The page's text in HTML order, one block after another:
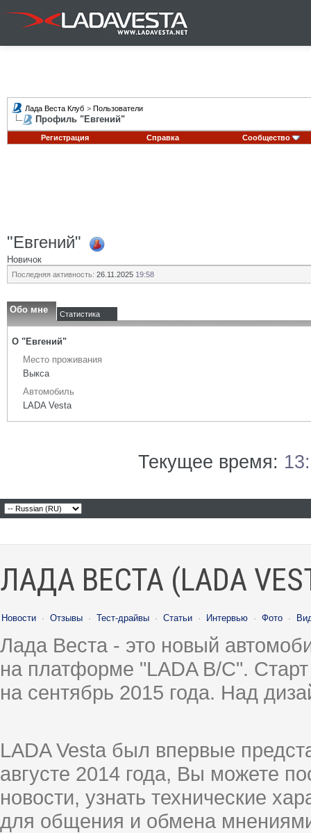
Лада Веста Клуб > Пользователи
Профиль "Евгений"
Регистрация Справка Сообщество
"Евгений"
Новичок
Последняя активность: 26.11.2025 19:58
Обо мне Статистика
О "Евгений"
Место проживания
Выкса
Автомобиль
LADA Vesta
Текущее время:
ЛАДА ВЕСТА (LADA
Новости · Отзывы · Тест-драйвы · Статьи · Интервью · Фото ·
Лада Веста - это новый
на платформе "LADA B/C".
на сентябрь 2015 года. Над
LADA Vesta был впервые
августе 2014 года, Вы можете
новости, узнать технические
для общения и обмена